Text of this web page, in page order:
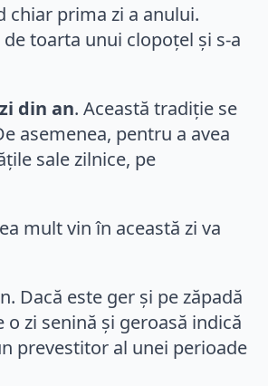
chiar prima zi a anului.
toarta unui clopoțel și s-a
din an. Această tradiție se
asemenea, pentru a avea
sale zilnice, pe
mult vin în această zi va
Dacă este ger și pe zăpadă
zi senină și geroasă indică
prevestitor al unei perioade